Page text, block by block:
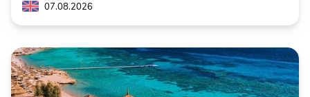
07.08.2026